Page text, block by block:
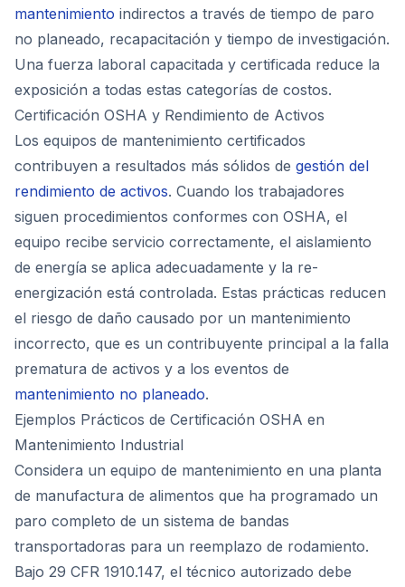
mantenimiento indirectos a través de tiempo de paro
no planeado, recapacitación y tiempo de investigación.
Una fuerza laboral capacitada y certificada reduce la
exposición a todas estas categorías de costos.
Certificación OSHA y Rendimiento de Activos
Los equipos de mantenimiento certificados
contribuyen a resultados más sólidos de gestión del
rendimiento de activos. Cuando los trabajadores
siguen procedimientos conformes con OSHA, el
equipo recibe servicio correctamente, el aislamiento
de energía se aplica adecuadamente y la re-
energización está controlada. Estas prácticas reducen
el riesgo de daño causado por un mantenimiento
incorrecto, que es un contribuyente principal a la falla
prematura de activos y a los eventos de
mantenimiento no planeado.
Ejemplos Prácticos de Certificación OSHA en
Mantenimiento Industrial
Considera un equipo de mantenimiento en una planta
de manufactura de alimentos que ha programado un
paro completo de un sistema de bandas
transportadoras para un reemplazo de rodamiento.
Bajo 29 CFR 1910.147, el técnico autorizado debe